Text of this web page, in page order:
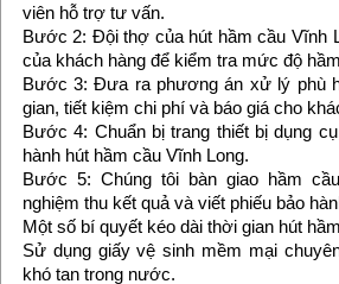
viên hỗ trợ tư vấn.
Bước 2: Đội thợ của hút hầm cầu Vĩnh
của khách hàng để kiểm tra mức độ
Bước 3: Đưa ra phương án xử lý phù
gian, tiết kiệm chi phí và báo giá cho
Bước 4: Chuẩn bị trang thiết bị dụng
hành hút hầm cầu Vĩnh Long.
Bước 5: Chúng tôi bàn giao hầm
nghiệm thu kết quả và viết phiếu bảo
Một số bí quyết kéo dài thời gian hút
Sử dụng giấy vệ sinh mềm mại
khó tan trong nước.